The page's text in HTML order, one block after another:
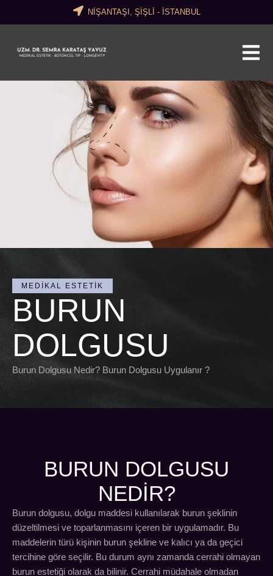
NİŞANTAŞI, ŞİŞLİ - İSTANBUL
MEDIKAL ESTETIK
BURUN
DOLGUSU
Burun Dolgusu Nedir? Burun Dolgusu Uygulanır ?
BURUN DOLGUSU
NEDIR?
Burun dolgusu, dolgu maddesi kullanılarak burun şeklinin
düzeltilmesi ve toparlanmasını içeren bir uygulamadır. Bu
maddelerin türü kişinin burun şekline ve kalıcı ya da geçici
tercihine göre seçilir. Bu durum aynı zamanda cerrahi olmayan
burun estetiği olarak da bilinir. Cerrahi müdahale olmadan